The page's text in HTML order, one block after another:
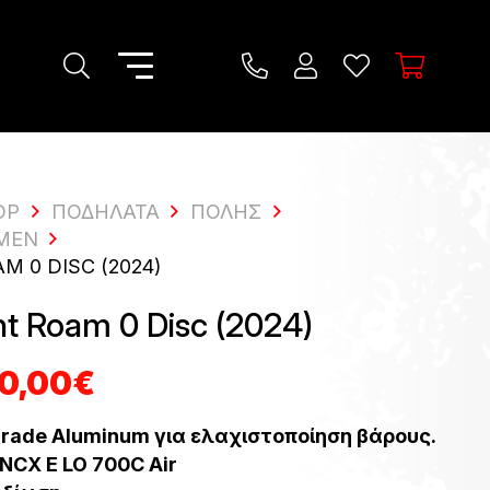
ΠΟΔΉΛΑΤΑ
ΠΌΛΗΣ
0 DISC (2024)
Roam 0 Disc (2024)
€Η
τιμή
είναι:
Aluminum για ελαχιστοποίηση βάρους.
E LO 700C Air